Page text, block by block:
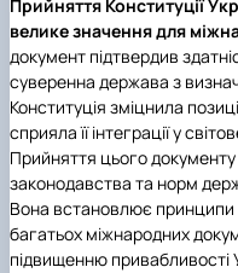
Прийняття Конституції
велике значення для
документ підтвердив
суверенна держава з
Конституція зміцнила
сприяла її інтеграції у
Прийняття цього документу
законодавства та норм
Вона встановлює принципи
багатьох міжнародних
підвищенню привабливості